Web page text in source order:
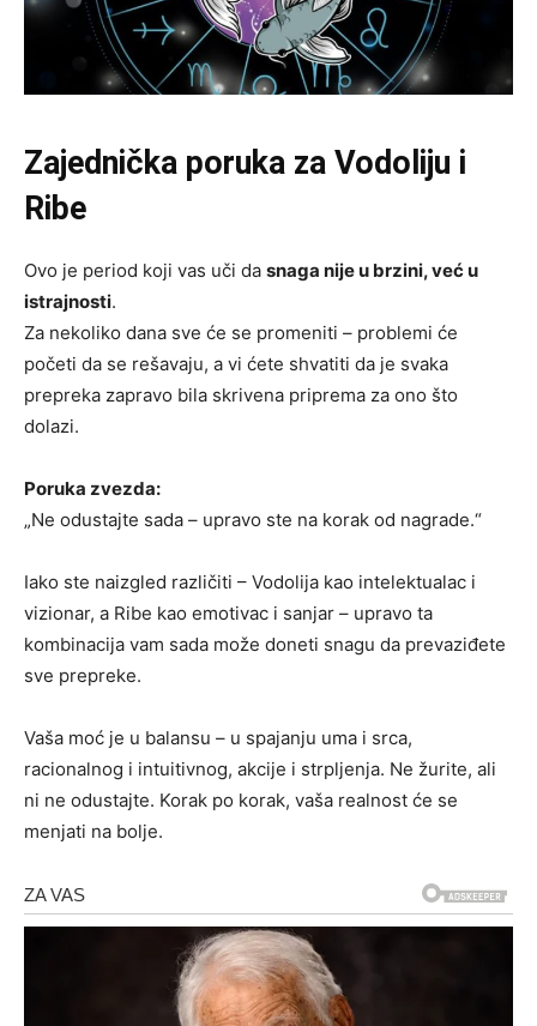
Zajednička poruka za Vodoliju i
Ribe
Ovo je period koji vas uči da snaga nije u brzini, već u
istrajnosti.
Za nekoliko dana sve će se promeniti – problemi će
početi da se rešavaju, a vi ćete shvatiti da je svaka
prepreka zapravo bila skrivena priprema za ono što
dolazi.
Poruka zvezda:
„Ne odustajte sada – upravo ste na korak od nagrade.“
Iako ste naizgled različiti – Vodolija kao intelektualac i
vizionar, a Ribe kao emotivac i sanjar – upravo ta
kombinacija vam sada može doneti snagu da prevaziđete
sve prepreke.
Vaša moć je u balansu – u spajanju uma i srca,
racionalnog i intuitivnog, akcije i strpljenja. Ne žurite, ali
ni ne odustajte. Korak po korak, vaša realnost će se
menjati na bolje.